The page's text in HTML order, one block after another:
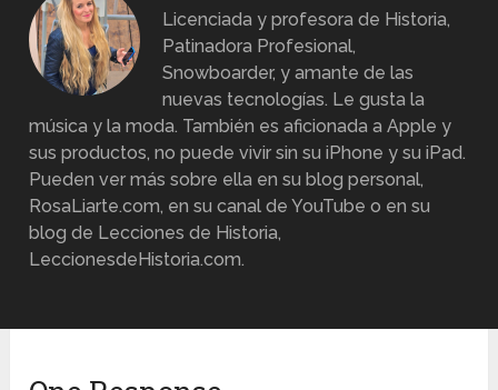
Licenciada y profesora de Historia,
Patinadora Profesional,
Snowboarder, y amante de las
nuevas tecnologías. Le gusta la
música y la moda. También es aficionada a Apple y
sus productos, no puede vivir sin su iPhone y su iPad.
Pueden ver más sobre ella en su blog personal,
RosaLiarte.com, en su canal de YouTube o en su
blog de Lecciones de Historia,
LeccionesdeHistoria.com.